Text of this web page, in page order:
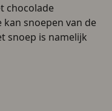
chocolade
snoepen van de
snoep is namelijk